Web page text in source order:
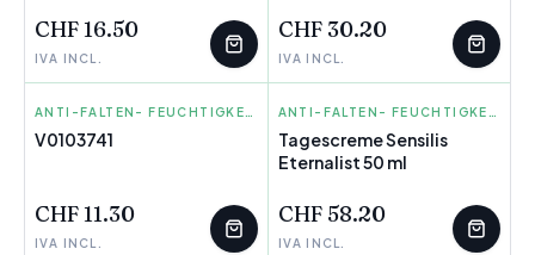
CHF 16.50
IVA INCL.
CHF 30.20
IVA INCL.
INNOVAGOODS ANTI-FALTEN- FEUCHTIGKEITS CREMES
V0103741
CHF 11.30
IVA INCL.
SENSILIS
WENIGE ÜBRIG
ANTI-FALTEN- FEUCHTIGKEITS CREMES
Tagescreme Sensilis
Eternalist 50 ml
CHF 58.20
IVA INCL.